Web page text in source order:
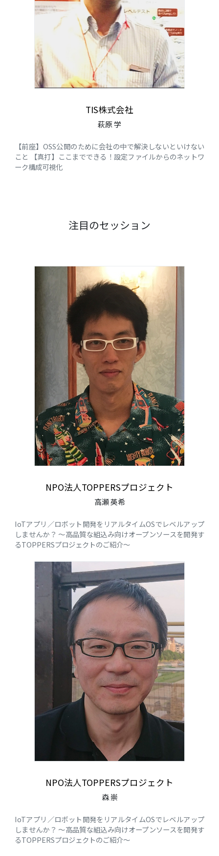
TIS株式会社
萩原 学
【前座】OSS公開のために会社の中で解決しないといけない
こと 【真打】ここまでできる！設定ファイルからのネットワ
ーク構成可視化
注目のセッション
NPO法人TOPPERSプロジェクト
高瀬 英希
IoTアプリ／ロボット開発をリアルタイムOSでレベルアップ
しませんか？ ～高品質な組込み向けオープンソースを開発す
るTOPPERSプロジェクトのご紹介～
NPO法人TOPPERSプロジェクト
森 崇
IoTアプリ／ロボット開発をリアルタイムOSでレベルアップ
しませんか？ ～高品質な組込み向けオープンソースを開発す
るTOPPERSプロジェクトのご紹介～